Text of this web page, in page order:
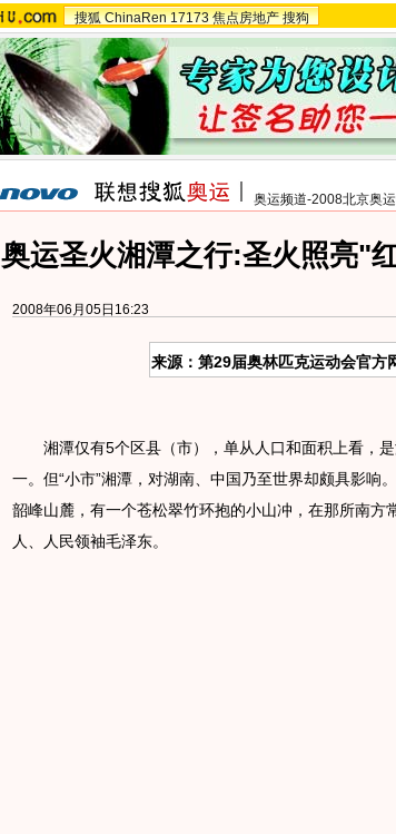
搜狐 ChinaRen 17173 焦点房地产 搜狗
奥运频道-2008北京奥
奥运圣火湘潭之行:圣火照亮"
2008年06月05日16:23
来源：第29届奥林匹克运动会官方
湘潭仅有5个区县（市），单从人口和面积上看，是
一。但“小市”湘潭，对湖南、中国乃至世界却颇具影响
韶峰山麓，有一个苍松翠竹环抱的小山冲，在那所南方
人、人民领袖毛泽东。